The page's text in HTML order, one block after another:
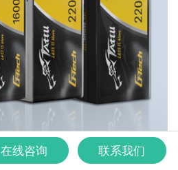
在线咨询 联系我们